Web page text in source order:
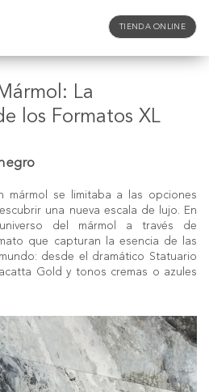
TIENDA ONLINE
La
los Formatos XL
mármol
se limitaba a las opciones
una nueva escala de lujo. En
del mármol a través de
que capturan la esencia de las
desde el dramático Statuario
Gold y tonos cremas o azules